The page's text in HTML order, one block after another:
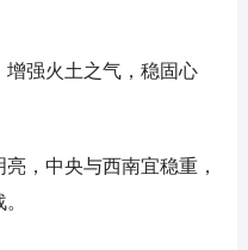
增强火土之气，稳固心
，中央与西南宜稳重，